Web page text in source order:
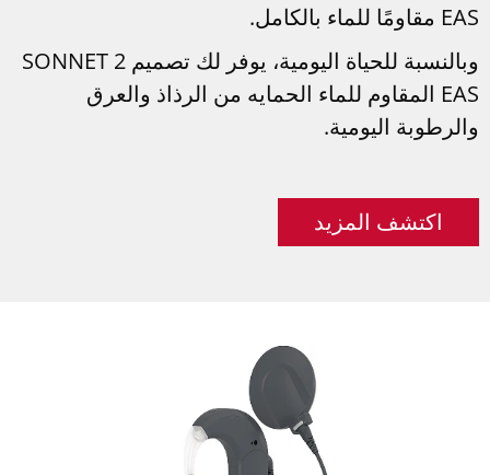
EAS مقاومًا للماء بالكامل.
وبالنسبة للحياة اليومية، يوفر لك تصميم SONNET 2
EAS المقاوم للماء الحمايه من الرذاذ والعرق
والرطوبة اليومية.
اكتشف المزيد